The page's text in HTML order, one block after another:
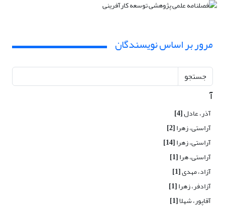
مرور بر اساس نویسندگان
جستجو
آ
آذر، عادل[4]
آراستی، زهرا[2]
آراستی، زهرا[14]
آراستی، هرا[1]
آزاد، مهدی[1]
آزادفر، زهرا[1]
آقاپور، شهلا[1]